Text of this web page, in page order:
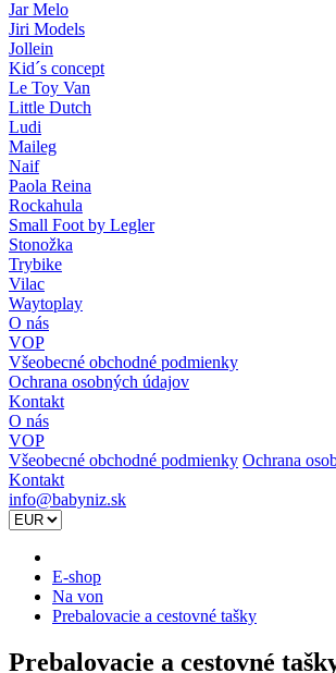
Jar Melo
Jiri Models
Jollein
Kid´s concept
Le Toy Van
Little Dutch
Ludi
Maileg
Naif
Paola Reina
Rockahula
Small Foot by Legler
Stonožka
Trybike
Vilac
Waytoplay
O nás
VOP
Všeobecné obchodné podmienky
Ochrana osobných údajov
Kontakt
O nás
VOP
Všeobecné obchodné podmienky Ochrana
Kontakt
info@babyniz.sk
E-shop
Na von
Prebalovacie a cestovné tašky
Prebalovacie a cestovné